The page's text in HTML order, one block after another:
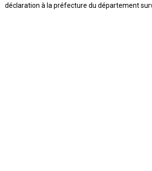
déclaration à la préfecture du département